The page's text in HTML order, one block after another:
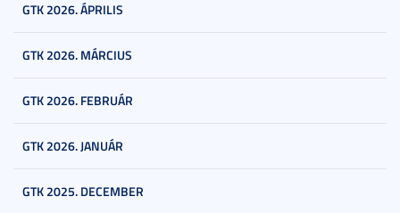
GTK 2026. ÁPRILIS
GTK 2026. MÁRCIUS
GTK 2026. FEBRUÁR
GTK 2026. JANUÁR
GTK 2025. DECEMBER